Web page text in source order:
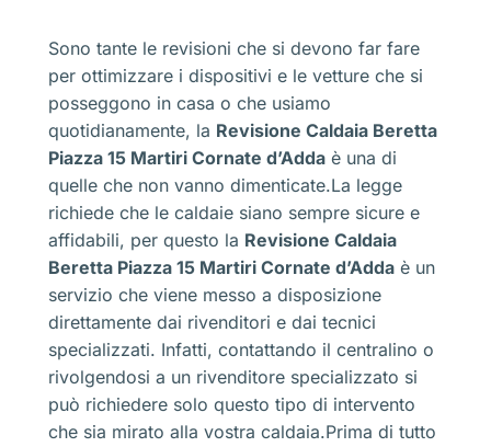
Sono tante le revisioni che si devono far fare
per ottimizzare i dispositivi e le vetture che si
posseggono in casa o che usiamo
quotidianamente, la Revisione Caldaia Beretta
Piazza 15 Martiri Cornate d’Adda è una di
quelle che non vanno dimenticate.La legge
richiede che le caldaie siano sempre sicure e
affidabili, per questo la Revisione Caldaia
Beretta Piazza 15 Martiri Cornate d’Adda è un
servizio che viene messo a disposizione
direttamente dai rivenditori e dai tecnici
specializzati. Infatti, contattando il centralino o
rivolgendosi a un rivenditore specializzato si
può richiedere solo questo tipo di intervento
che sia mirato alla vostra caldaia.Prima di tutto